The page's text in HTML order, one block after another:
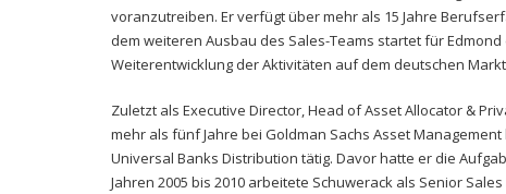
voranzutreiben. Er verfügt über mehr als 15 Jahre
dem weiteren Ausbau des Sales-Teams startet für
Weiterentwicklung der Aktivitäten auf dem deutschen
Zuletzt als Executive Director, Head of Asset Allocator &
mehr als fünf Jahre bei Goldman Sachs Asset
Universal Banks Distribution tätig. Davor hatte er die
Jahren 2005 bis 2010 arbeitete Schuwerack als Senior